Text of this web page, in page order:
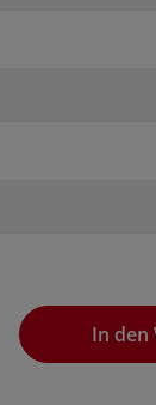
Wert
In den